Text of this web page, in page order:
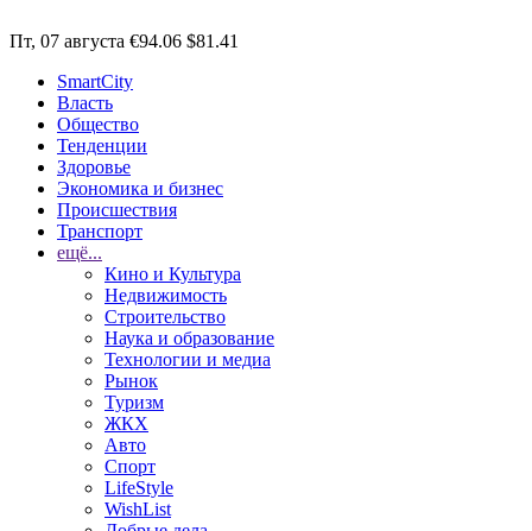
Пт, 07 августа €94.06 $81.41
SmartCity
Власть
Общество
Тенденции
Здоровье
Экономика и бизнес
Происшествия
Транспорт
ещё...
Кино и Культура
Недвижимость
Строительство
Наука и образование
Технологии и медиа
Рынок
Туризм
ЖКХ
Авто
Спорт
LifeStyle
WishList